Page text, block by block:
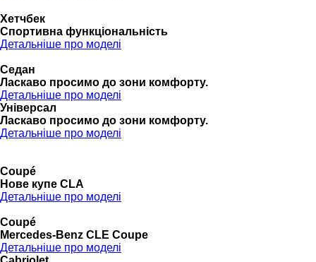
Хетчбек
Спортивна функціональність
Детальніше про моделі
Седан
Ласкаво просимо до зони комфорту.
Детальніше про моделі
Універсал
Ласкаво просимо до зони комфорту.
Детальніше про моделі
Coupé
Нове купе CLA
Детальніше про моделі
Coupé
Mercedes-Benz CLE Coupe
Детальніше про моделі